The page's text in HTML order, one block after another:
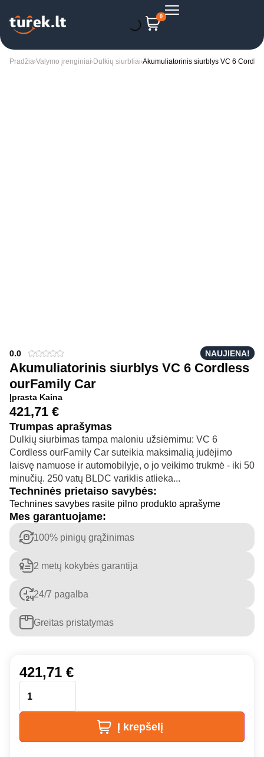
0
Pradžia Valymo įrenginiai Dulkių siurbliai Akumuliatorinis siurblys VC 6
0.0 NAUJIENA!
Akumuliatorinis siurblys VC 6 Cordless
ourFamily Car
Įprasta Kaina
421,71 €
Trumpas aprašymas
Dulkių siurbimas tampa maloniu užsiėmimu: VC 6
Cordless ourFamily Car suteikia maksimalią judėjimo
laisvę namuose ir automobilyje, o jo veikimo trukmė - iki 50
minučių. 250 vatų BLDC variklis atlieka...
Techninės prietaiso savybės:
Technines savybes rasite pilno produkto aprašyme
Mes garantuojame:
100% pinigų grąžinimas
2 metų kokybės garantija
24/7 pagalba
Greitas pristatymas
421,71 €
Į krepšelį